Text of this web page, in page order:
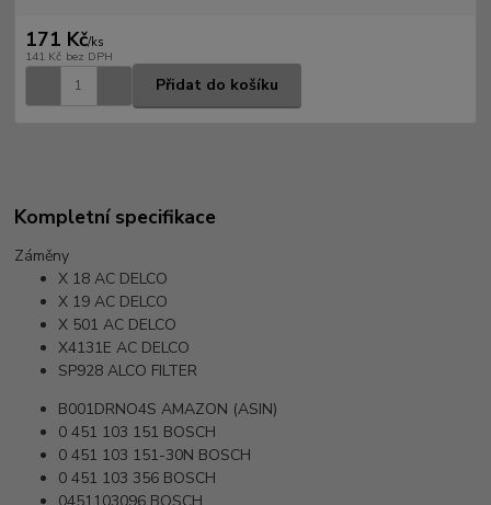
171 Kč/ks
141 Kč bez DPH
Přidat do košíku
Kompletní specifikace
Záměny
X 18 AC DELCO
X 19 AC DELCO
X 501 AC DELCO
X4131E AC DELCO
SP928 ALCO FILTER
B001DRNO4S AMAZON (ASIN)
0 451 103 151 BOSCH
0 451 103 151-30N BOSCH
0 451 103 356 BOSCH